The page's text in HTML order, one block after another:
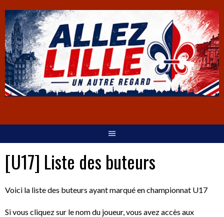
[U17] Liste des buteurs
Voici la liste des buteurs ayant marqué en championnat U17
Si vous cliquez sur le nom du joueur, vous avez accès aux